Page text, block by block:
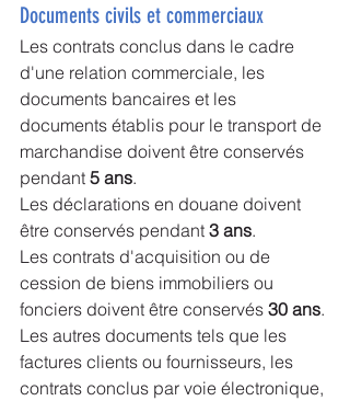
Documents civils et commerciaux
Les contrats conclus dans le cadre
d'une relation commerciale, les
documents bancaires et les
documents établis pour le transport de
marchandise doivent être conservés
pendant 5 ans.
Les déclarations en douane doivent
être conservés pendant 3 ans.
Les contrats d'acquisition ou de
cession de biens immobiliers ou
fonciers doivent être conservés 30 ans.
Les autres documents tels que les
factures clients ou fournisseurs, les
contrats conclus par voie électronique,